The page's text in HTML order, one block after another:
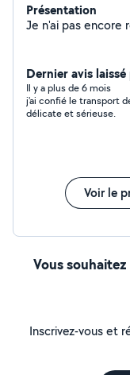
Présentation
Dernier avis
Il y a plus de 6 mois
j'ai confié le transport
délicate et sérieuse.
Voir le
Vous
Inscrivez-vous et